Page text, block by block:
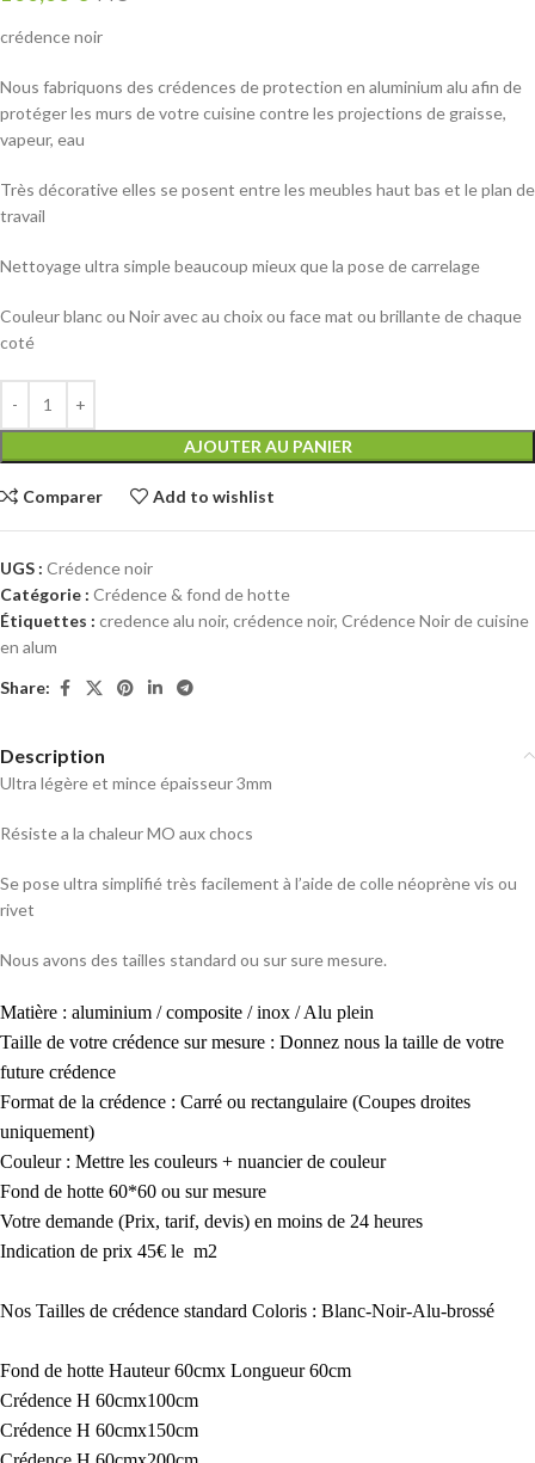
crédence noir
Nous fabriquons des crédences de protection en aluminium alu afin de
protéger les murs de votre cuisine contre les projections de graisse,
vapeur, eau
Très décorative elles se posent entre les meubles haut bas et le plan de
travail
Nettoyage ultra simple beaucoup mieux que la pose de carrelage
Couleur blanc ou Noir avec au choix ou face mat ou brillante de chaque
coté
AJOUTER AU PANIER
Comparer Add to wishlist
UGS : Crédence noir
Catégorie : Crédence & fond de hotte
Étiquettes : credence alu noir, crédence noir, Crédence Noir de cuisine
en alum
Share:
Description
Ultra légère et mince épaisseur 3mm
Résiste a la chaleur MO aux chocs
Se pose ultra simplifié très facilement à l’aide de colle néoprène vis ou
rivet
Nous avons des tailles standard ou sur sure mesure.
Matière : aluminium / composite / inox / Alu plein
Taille de votre crédence sur mesure : Donnez nous la taille de votre
future crédence
Format de la crédence : Carré ou rectangulaire (Coupes droites
uniquement)
Couleur : Mettre les couleurs + nuancier de couleur
Fond de hotte 60*60 ou sur mesure
Votre demande (Prix, tarif, devis) en moins de 24 heures
Indication de prix 45€ le m2
Nos Tailles de crédence standard Coloris : Blanc-Noir-Alu-brossé
Fond de hotte Hauteur 60cmx Longueur 60cm
Crédence H 60cmx100cm
Crédence H 60cmx150cm